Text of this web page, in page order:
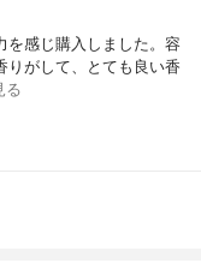
を感じ購入しました。容
りがして、とても良い香
る